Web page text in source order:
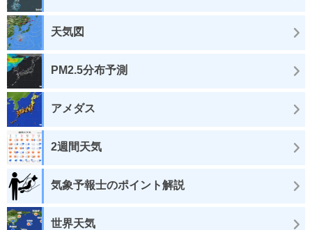
天気図
PM2.5分布予測
アメダス
2週間天気
気象予報士のポイント解説
世界天気